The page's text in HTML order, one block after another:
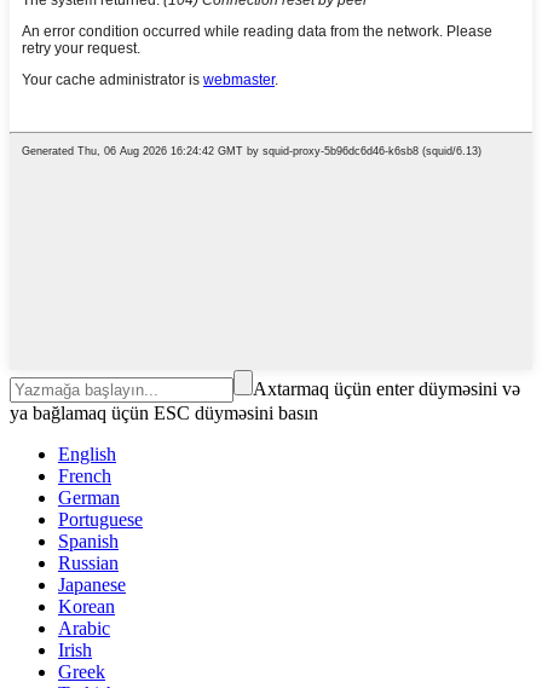
Axtarmaq üçün enter düyməsini və
ya bağlamaq üçün ESC düyməsini basın
English
French
German
Portuguese
Spanish
Russian
Japanese
Korean
Arabic
Irish
Greek